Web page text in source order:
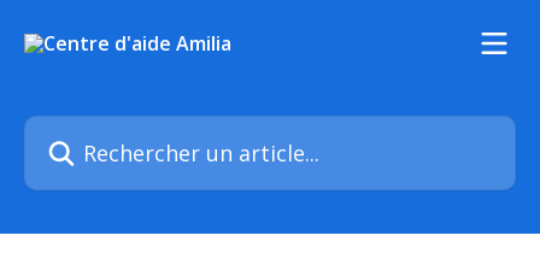
Rechercher un article...